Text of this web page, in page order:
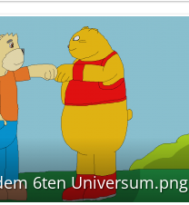
6ten Universum.png